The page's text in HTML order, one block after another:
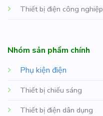
Thiết bị điện công nghiệp
Nhóm sản phẩm chính
Phụ kiện điện
Thiết bị chiếu sáng
Thiết bị điện dân dụng